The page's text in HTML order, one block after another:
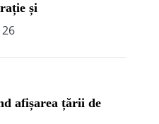
și
afișarea țării de